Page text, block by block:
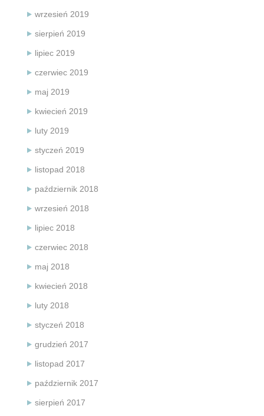
wrzesień 2019
sierpień 2019
lipiec 2019
czerwiec 2019
maj 2019
kwiecień 2019
luty 2019
styczeń 2019
listopad 2018
październik 2018
wrzesień 2018
lipiec 2018
czerwiec 2018
maj 2018
kwiecień 2018
luty 2018
styczeń 2018
grudzień 2017
listopad 2017
październik 2017
sierpień 2017